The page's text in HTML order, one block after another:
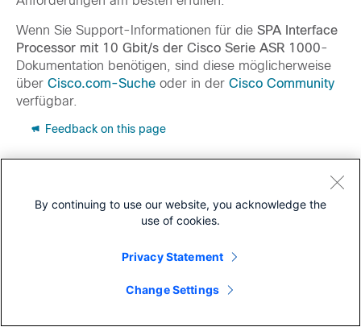
Wenn Sie Support-Informationen für die SPA Interface
Processor mit 10 Gbit/s der Cisco Serie ASR 1000-
Dokumentation benötigen, sind diese möglicherweise
über Cisco.com-Suche oder in der Cisco Community
verfügbar.
Feedback on this page
By continuing to use our website, you acknowledge the
use of cookies.
Privacy Statement
Change Settings